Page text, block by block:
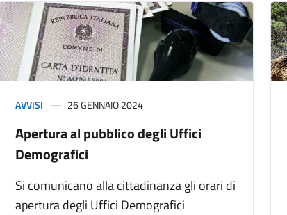
AVVISI 26 GENNAIO 2024
Apertura al pubblico degli Uffici
Demografici
Si comunicano alla cittadinanza gli orari di
apertura degli Uffici Demografici